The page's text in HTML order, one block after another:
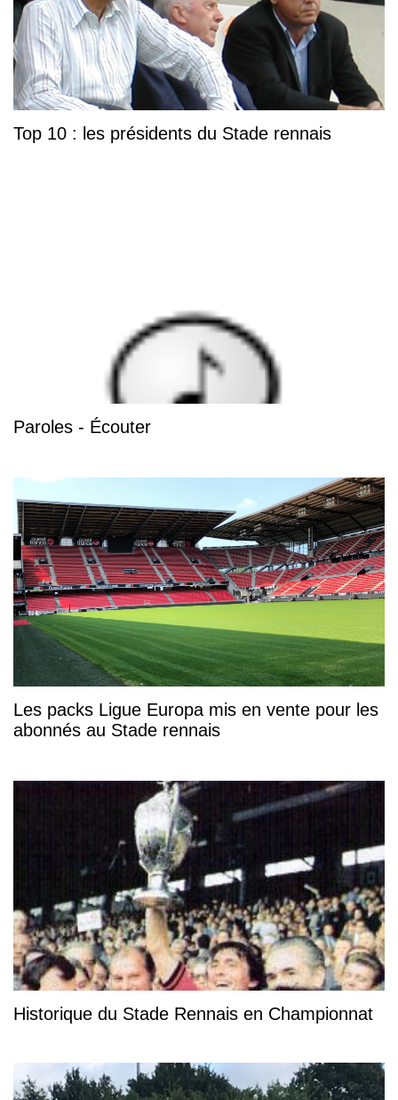
Top 10 : les présidents du Stade rennais
Paroles - Écouter
Les packs Ligue Europa mis en vente pour les
abonnés au Stade rennais
Historique du Stade Rennais en Championnat